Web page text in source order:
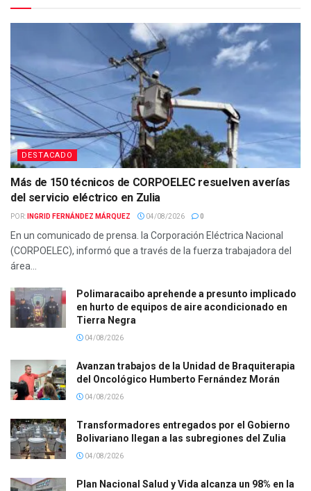
DESTACADO
Más de 150 técnicos de CORPOELEC resuelven averías
del servicio eléctrico en Zulia
POR: INGRID FERNÁNDEZ MÁRQUEZ 04/08/2026 0
En un comunicado de prensa. la Corporación Eléctrica Nacional
(CORPOELEC), informó que a través de la fuerza trabajadora del
área...
Polimaracaibo aprehende a presunto implicado
en hurto de equipos de aire acondicionado en
Tierra Negra
04/08/2026
Avanzan trabajos de la Unidad de Braquiterapia
del Oncológico Humberto Fernández Morán
04/08/2026
Transformadores entregados por el Gobierno
Bolivariano llegan a las subregiones del Zulia
04/08/2026
Plan Nacional Salud y Vida alcanza un 98% en la